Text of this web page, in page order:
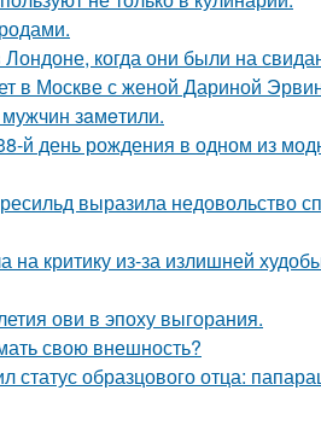
когда они были на
в Москве с женой Дариной
зaмeтили.
й день рождения в одном из
выразила недовольство
на критику из-за излишней
ови в эпоху выгорания.
свою внешность?
статус образцового отца: